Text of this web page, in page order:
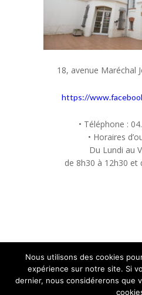
18, avenue Maréchal
https://
• Téléphone :
• Horaires
Du Lundi au
de 8h30 à 12h30 et
© Ville de
Nous utilisons des cookies
expérience sur notre site. Si
dernier, nous considérerons que